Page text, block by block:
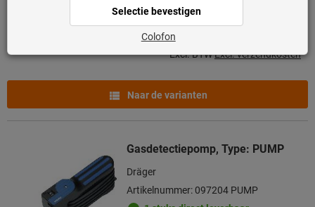
Excl. BTWExcl. verzendkosten
Naar de varianten
Gasdetectiepomp, Type: PUMP
Dräger
Artikelnummer: 097204 PUMP